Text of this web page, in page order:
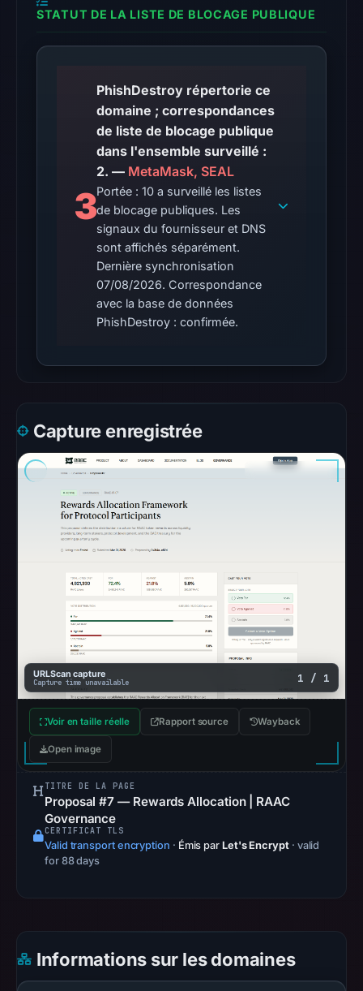
probe
HTTP
on
Aug
7,
2026
at
01:22
UTC,
so
content
was
unavailable
at
the
not
establish
Other
observations:
Safe
Browsing
no
on
OTX
pulse
references
STATUT DE LA LISTE DE BLOCAGE PUBLIQUE
3
PhishDestroy répertorie ce
domaine ; correspondances
de liste de blocage publique
dans l'ensemble surveillé :
2. — MetaMask, SEAL
Portée : 10 a surveillé les listes
de blocage publiques. Les
signaux du fournisseur et DNS
sont affichés séparément.
Dernière synchronisation
07/08/2026. Correspondance
avec la base de données
PhishDestroy : confirmée.
Capture enregistrée
URLScan capture
Capture time unavailable 1 / 1
Voir en taille réelle Rapport source Wayback
Open image
TITRE DE LA PAGE
Proposal #7 — Rewards Allocation | RAAC
Governance
CERTIFICAT TLS
Valid transport encryption · Émis par Let's Encrypt · valid
for 88 days
Informations sur les domaines